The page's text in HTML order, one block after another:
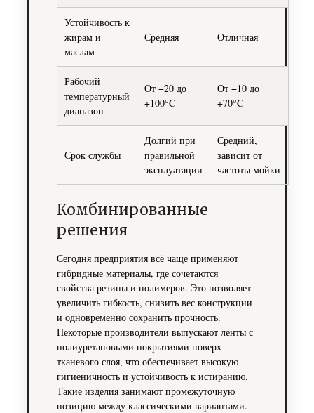
Устойчивость к
жирам и
маслам
Средняя Отличная
Рабочий
температурный
диапазон
От −20 до
+100°C
От −10 до
+70°C
Срок службы
Долгий при
правильной
эксплуатации
Средний,
зависит от
частоты мойки
Комбинированные
решения
Сегодня предприятия всё чаще применяют
гибридные материалы, где сочетаются
свойства резины и полимеров. Это позволяет
увеличить гибкость, снизить вес конструкции
и одновременно сохранить прочность.
Некоторые производители выпускают ленты с
полиуретановыми покрытиями поверх
тканевого слоя, что обеспечивает высокую
гигиеничность и устойчивость к истиранию.
Такие изделия занимают промежуточную
позицию между классическими вариантами.